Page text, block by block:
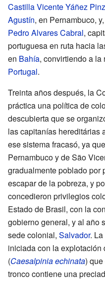
CastillaVicente Yáñez
Agustín, en Pernambuco,
Pedro Alvares Cabral,
portuguesa en ruta hacia
en Bahía, convirtiendo a
Portugal.
Treinta años después, la
práctica una política de
descubierta que se
las capitanías hereditárias
ese sistema fracasó, ya
Pernambuco y de São
gradualmente poblado por
escapar de la pobreza, y
concedieron privilegios
Estado de Brasil, con la
gobierno general, y al año
sede colonial, Salvador.
iniciada con la
(Caesalpinia echinata)
tronco contiene una